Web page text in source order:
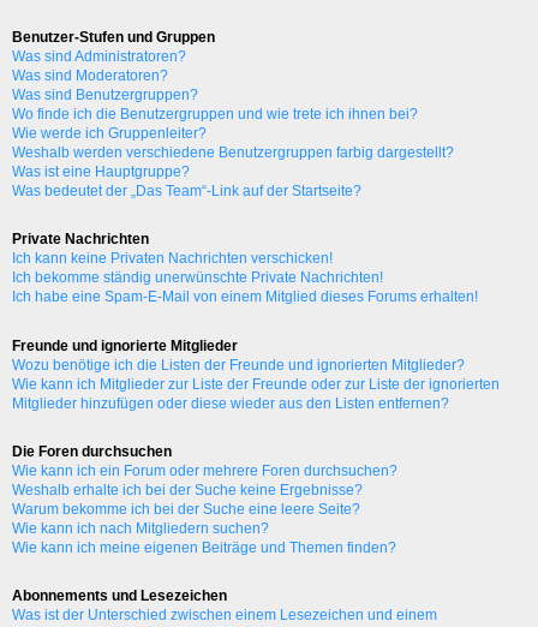
Benutzer-Stufen und Gruppen
Was sind Administratoren?
Was sind Moderatoren?
Was sind Benutzergruppen?
Wo finde ich die Benutzergruppen und wie trete ich ihnen bei?
Wie werde ich Gruppenleiter?
Weshalb werden verschiedene Benutzergruppen farbig dargestellt?
Was ist eine Hauptgruppe?
Was bedeutet der „Das Team“-Link auf der Startseite?
Private Nachrichten
Ich kann keine Privaten Nachrichten verschicken!
Ich bekomme ständig unerwünschte Private Nachrichten!
Ich habe eine Spam-E-Mail von einem Mitglied dieses Forums erhalten!
Freunde und ignorierte Mitglieder
Wozu benötige ich die Listen der Freunde und ignorierten Mitglieder?
Wie kann ich Mitglieder zur Liste der Freunde oder zur Liste der ignorierten
Mitglieder hinzufügen oder diese wieder aus den Listen entfernen?
Die Foren durchsuchen
Wie kann ich ein Forum oder mehrere Foren durchsuchen?
Weshalb erhalte ich bei der Suche keine Ergebnisse?
Warum bekomme ich bei der Suche eine leere Seite?
Wie kann ich nach Mitgliedern suchen?
Wie kann ich meine eigenen Beiträge und Themen finden?
Abonnements und Lesezeichen
Was ist der Unterschied zwischen einem Lesezeichen und einem